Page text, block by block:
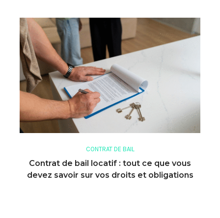
CONTRAT DE BAIL
Contrat de bail locatif : tout ce que vous
devez savoir sur vos droits et obligations